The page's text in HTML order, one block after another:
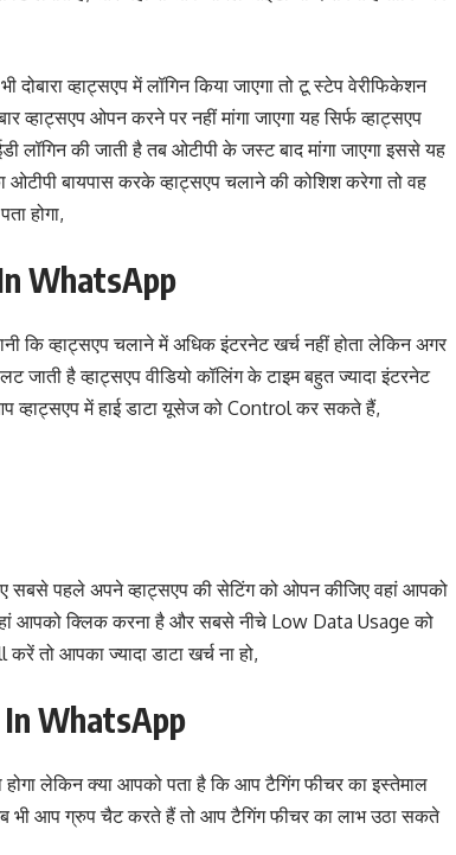
व्हाट्सएप में लॉगिन किया जाएगा तो टू स्टेप वेरीफिकेशन
व्हाट्सएप ओपन करने पर नहीं मांगा जाएगा यह सिर्फ व्हाट्सएप
की जाती है तब ओटीपी के जस्ट बाद मांगा जाएगा इससे यह
बायपास करके व्हाट्सएप चलाने की कोशिश करेगा तो वह
होगा,
WhatsApp
कि व्हाट्सएप चलाने में अधिक इंटरनेट खर्च नहीं होता लेकिन अगर
जाती है व्हाट्सएप वीडियो कॉलिंग के टाइम बहुत ज्यादा इंटरनेट
में हाई डाटा यूसेज को Control कर सकते हैं,
सबसे पहले अपने व्हाट्सएप की सेटिंग को ओपन कीजिए वहां आपको
आपको क्लिक करना है और सबसे नीचे Low Data Usage को
तो आपका ज्यादा डाटा खर्च ना हो,
WhatsApp
लेकिन क्या आपको पता है कि आप टैगिंग फीचर का इस्तेमाल
भी आप ग्रुप चैट करते हैं तो आप टैगिंग फीचर का लाभ उठा सकते